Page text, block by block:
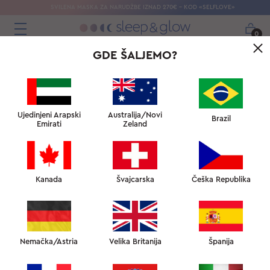
SVILENA MASKA ​​ZA NARUDŽBE IZNAD 270€ – KOD «SELFLOVE»
0
GDE ŠALJEMO?
Ujedinjeni Arapski
Emirati
Australija/Novi
Zeland
Brazil
Kanada Švajcarska Češka Republika
Nemačka/Astria Velika Britanija Španija